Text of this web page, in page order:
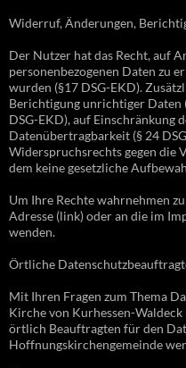
Widerruf, Änderungen,
Der Nutzer hat das Recht, auf
personenbezogenen Daten zu
wurden (§17 DSG-EKD).
Berichtigung unrichtiger Daten
DSG-EKD), auf Einschränkung
Datenübertragbarkeit (§ 24
Widerspruchsrechts gegen die
dem keine gesetzliche
Um Ihre Rechte wahrnehmen
Adresse (link) oder an die im
wenden.
Örtliche
Mit Ihren Fragen zum Thema
Kirche von Kurhessen-Waldeck
örtlich Beauftragten für den
Hoffnungskirchengemeinde